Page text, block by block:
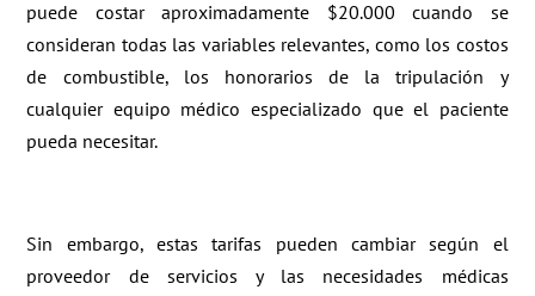
puede costar aproximadamente $20.000 cuando se
consideran todas las variables relevantes, como los costos
de combustible, los honorarios de la tripulación y
cualquier equipo médico especializado que el paciente
pueda necesitar.
Sin embargo, estas tarifas pueden cambiar según el
proveedor de servicios y las necesidades médicas